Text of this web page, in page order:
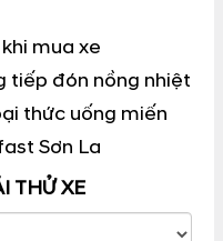
mua xe
tiếp đón nồng nhiệt
thức uống miến
Sơn La
THỬ XE